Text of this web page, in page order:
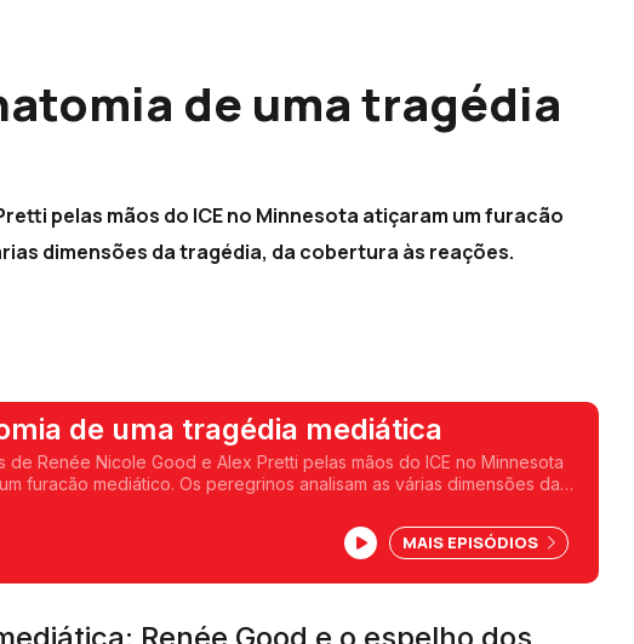
de uma tragédia
pelas mãos do ICE no Minnesota atiçaram um furacão
dimensões da tragédia, da cobertura às reações.
de uma tragédia mediática
de Renée Nicole Good e Alex Pretti pelas mãos do ICE no Minnesota
furacão mediático. Os peregrinos analisam as várias dimensões da
MAIS EPISÓDIOS